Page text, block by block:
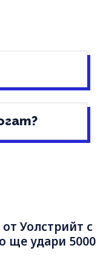
Уолстрийт с
ще удари 5000